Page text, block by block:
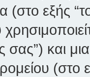
(στο εξής
σας”) και
(στο